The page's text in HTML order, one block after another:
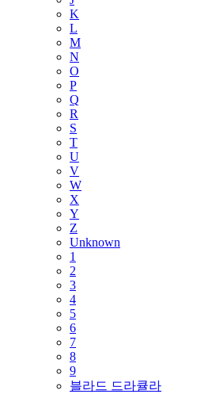
K
L
M
N
O
P
Q
R
S
T
U
V
W
X
Y
Z
Unknown
1
2
3
4
5
6
7
8
9
블라드 드라큘라